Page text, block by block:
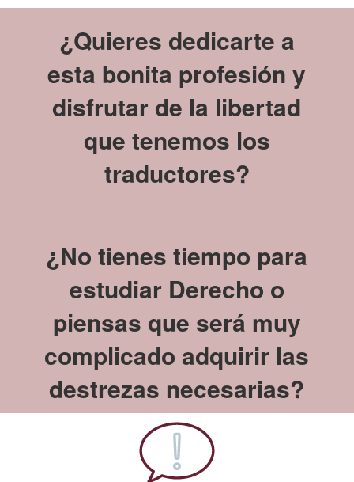
¿Quieres dedicarte a
esta bonita profesión y
disfrutar de la libertad
que tenemos los
traductores?
¿No tienes tiempo para
estudiar Derecho o
piensas que será muy
complicado adquirir las
destrezas necesarias?